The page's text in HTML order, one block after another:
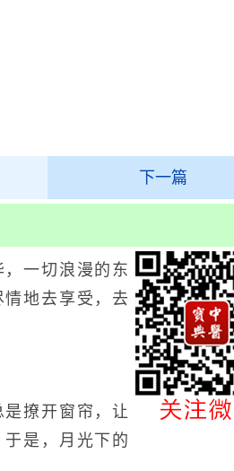
下一篇
一切浪漫的东
地去享受，去
撩开窗帘，让
是，月光下的